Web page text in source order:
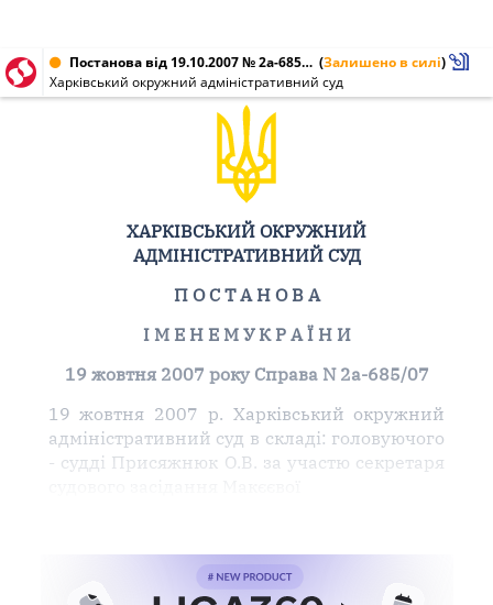
Постанова від 19.10.2007 № 2а-685/07 (Залишено в силі)
Харківський окружний адміністративний суд
ХАРКІВСЬКИЙ ОКРУЖНИЙ
АДМІНІСТРАТИВНИЙ СУД
П О С Т А Н О В А
І М Е Н Е М У К Р А Ї Н И
19 жовтня 2007 року Справа N 2а-685/07
19 жовтня 2007 р. Харківський окружний
адміністративний суд в складі: головуючого
- судді Присяжнюк О.В. за участю секретаря